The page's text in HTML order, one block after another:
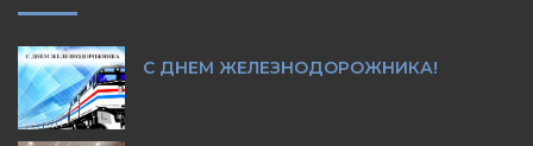
С ДНЕМ ЖЕЛЕЗНОДОРОЖНИКА!